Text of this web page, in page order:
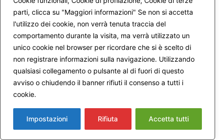
parti, clicca su "Maggiori informazioni" Se non si accetta
l'utilizzo dei cookie, non verrà tenuta traccia del
comportamento durante la visita, ma verrà utilizzato un
unico cookie nel browser per ricordare che si è scelto di
non registrare informazioni sulla navigazione. Utilizzando
qualsiasi collegamento o pulsante al di fuori di questo
avviso o chiudendo il banner rifiuti il consenso a tutti i
cookie.
Impostazioni Rifiuta Accetta tutti
Avvertimi via email in caso di risposte al mio
commento.
Avvertimi via email alla pubblicazione di un nuovo
articolo.